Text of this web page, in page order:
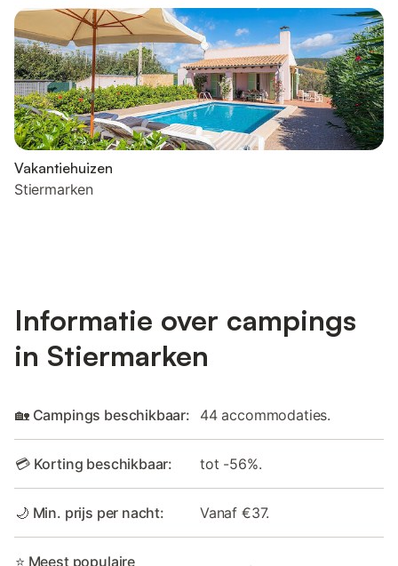
Vakantiehuizen
Stiermarken
Informatie over campings
in Stiermarken
🏡 Campings beschikbaar: 44 accommodaties.
💳 Korting beschikbaar: tot -56%.
🌙 Min. prijs per nacht: Vanaf €37.
⭐ Meest populaire